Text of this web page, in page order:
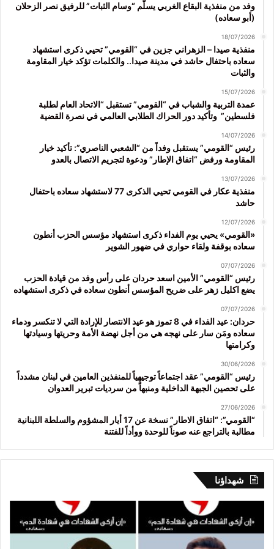
وفد من منفذية البقاع الغربي يسلّم “وسام الثبات” للرفيق نصر الزحلان
(أبو سعاده)
18/07/2026
منفذية صيدا – الزهراني جزين في “القومي” تحيي ذكرى استشهاد
سعاده باحتفال حاشد في مدينة صيدا.. والكلمات تؤكد خيار المقاومة
والثبات
15/07/2026
عمدة التربية والشباب في “القومي” تستقبل “الاتحاد العام لطلبة
فلسطين” وتأكيد دور الحراك الطلابي العالمي في نصرة القضية
14/07/2026
رئيس “القومي” يستقبل وفداً من “الشعبي الناصري”: تأكيد خيار
المقاومة ورفض “اتفاق الإطار” ودعوة لتجريم الاتصال بالعدو
13/07/2026
منفذية عكار في القومي تحيي الذكرى 77 لاستشهاد سعاده باحتفال
حاشد
12/07/2026
«القومي» يحيي يوم الفداء ذكرى استشهاد مؤسس الحزب أنطون
سعاده بوقفة ولقاء حواري في ضهور الشوير
07/07/2026
رئيس “القومي” الأمين اسعد حردان على رأس وفد من قيادة الحزب
يضع اكليل زهر على ضريح المؤسس أنطون سعاده في ذكرى استشهاده
07/07/2026
حردان: عيد الفداء في 8 تموز هو عيد الانتصار للإرادة التي لا تنكسر ودماء
سعاده ومَن سار على نهجه هي من أجل نهضة الأمة وحريتها وسيادتها
وكرامتها
30/06/2026
رئيس “القومي” عقد اجتماعاً توجيهياً للمنفذين العامين في لبنان مشدداً
على تحصين الجبهة الداخلية ومنبهاً من سرديات تبرير العدوان
27/06/2026
“القومي”: “اتفاق الاطار” نسخة عن 17 أيار المشؤوم والسلطة اللبنانية
مطالبة بالتراجع عنه صوناً للوحدة ووأداً للفتنة
شهداؤنا